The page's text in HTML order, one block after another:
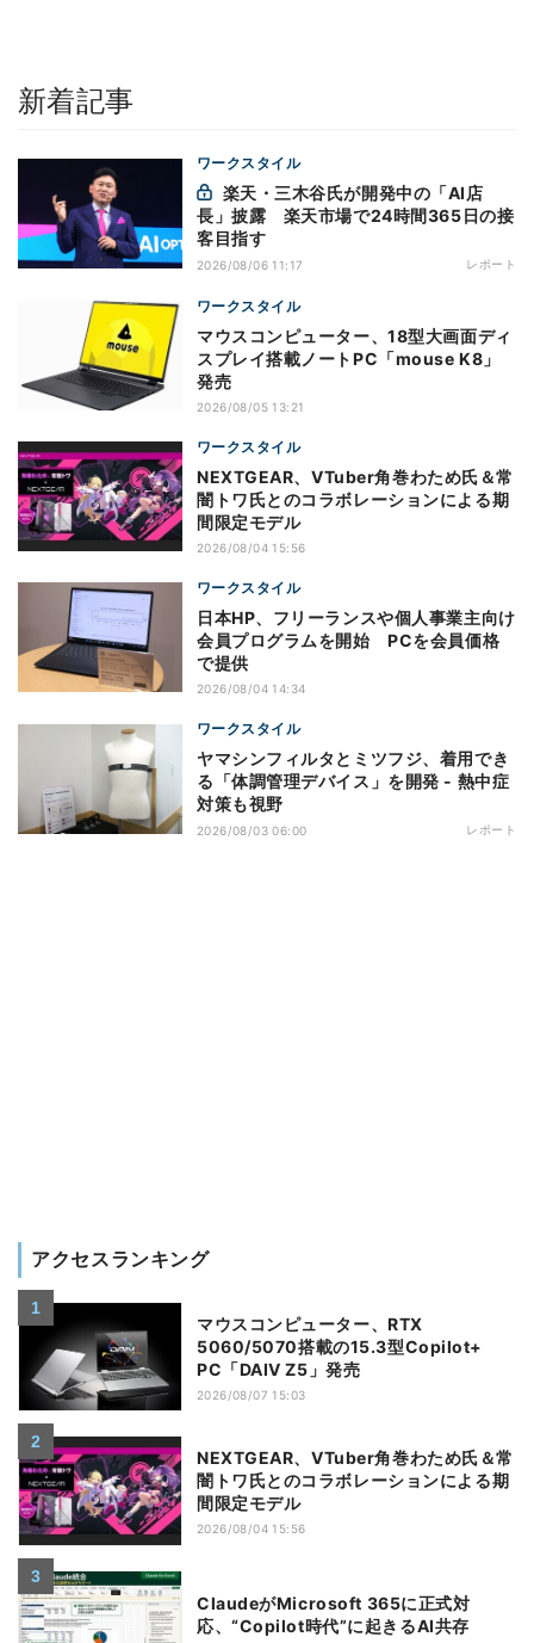
新着記事
ワークスタイル
長」披露 楽天市場で24時間365日の接
客目指す
2026/08/06 11:17 レポート
ワークスタイル
マウスコンピューター、18型大画面ディ
スプレイ搭載ノートPC「mouse K8」
発売
2026/08/05 13:21
ワークスタイル
NEXTGEAR、VTuber角巻わため氏＆常
闇トワ氏とのコラボレーションによる期
間限定モデル
2026/08/04 15:56
ワークスタイル
日本HP、フリーランスや個人事業主向け
会員プログラムを開始 PCを会員価格
で提供
2026/08/04 14:34
ワークスタイル
ヤマシンフィルタとミツフジ、着用でき
る「体調管理デバイス」を開発 - 熱中症
対策も視野
2026/08/03 06:00 レポート
アクセスランキング
マウスコンピューター、RTX
5060/5070搭載の15.3型Copilot+
PC「DAIV Z5」発売
2026/08/07 15:03
NEXTGEAR、VTuber角巻わため氏＆常
闇トワ氏とのコラボレーションによる期
間限定モデル
2026/08/04 15:56
ClaudeがMicrosoft 365に正式対
応、“Copilot時代”に起きるAI共存